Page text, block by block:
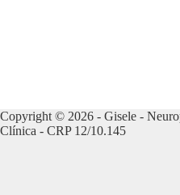
Copyright © 2026 - Gisele -
Clínica - CRP 12/10.145